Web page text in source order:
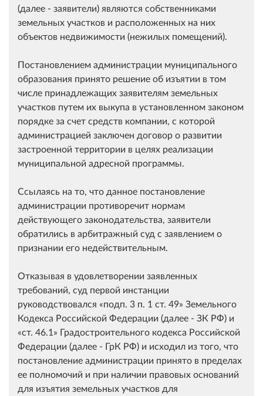
(далее - заявители) являются собственниками
земельных участков и расположенных на них
объектов недвижимости (нежилых помещений).
Постановлением администрации муниципального
образования принято решение об изъятии в том
числе принадлежащих заявителям земельных
участков путем их выкупа в установленном законом
порядке за счет средств компании, с которой
администрацией заключен договор о развитии
застроенной территории в целях реализации
муниципальной адресной программы.
Ссылаясь на то, что данное постановление
администрации противоречит нормам
действующего законодательства, заявители
обратились в арбитражный суд с заявлением о
признании его недействительным.
Отказывая в удовлетворении заявленных
требований, суд первой инстанции
руководствовался
подп. 3 п. 1 ст. 49 Земельного
Кодекса Российской Федерации (далее - ЗК РФ) и
ст. 46.1
Градостроительного кодекса Российской
Федерации (далее - ГрК РФ) и исходил из того, что
постановление администрации принято в пределах
ее полномочий и при наличии правовых оснований
для изъятия земельных участков для